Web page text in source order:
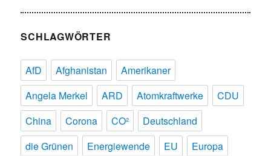
SCHLAGWÖRTER
AfD Afghanistan
Amerikaner
Angela Merkel
ARD Atomkraftwerke
CDU
China
Corona CO²
Deutschland
die Grünen
Energiewende EU
Europa